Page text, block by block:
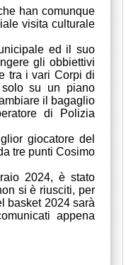
han comunque
visita culturale
ed il suo
gli obbiettivi
tra i vari Corpi di
solo su un piano
il bagaglio
di Polizia
giocatore del
tre punti Cosimo
2024, è stato
si è riusciti, per
basket 2024 sarà
appena